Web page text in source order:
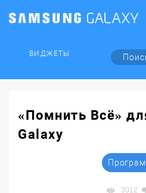
ВИДЖЕТЫ
«Помнить Всё»
Galaxy
3012